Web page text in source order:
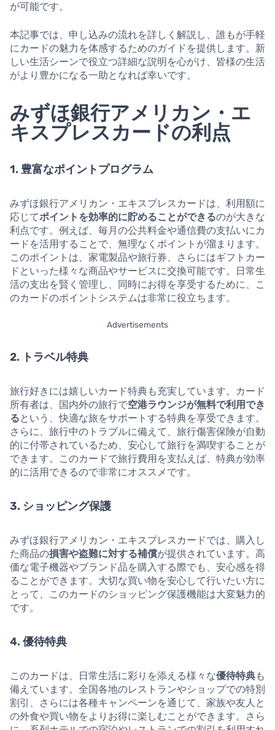
が可能です。
本記事では、申し込みの流れを詳しく解説し、誰もが手軽
にカードの魅力を体感するためのガイドを提供します。新
しい生活シーンで役立つ詳細な説明を心がけ、皆様の生活
がより豊かになる一助となれば幸いです。
みずほ銀行アメリカン・エ
キスプレスカードの利点
1. 豊富なポイントプログラム
みずほ銀行アメリカン・エキスプレスカードは、利用額に
応じてポイントを効率的に貯めることができるのが大きな
利点です。例えば、毎月の公共料金や通信費の支払いにカ
ードを活用することで、無理なくポイントが溜まります。
このポイントは、家電製品や旅行券、さらにはギフトカー
ドといった様々な商品やサービスに交換可能です。日常生
活の支出を賢く管理し、同時にお得を享受するために、こ
のカードのポイントシステムは非常に役立ちます。
Advertisements
2. トラベル特典
旅行好きには嬉しいカード特典も充実しています。カード
所有者は、国内外の旅行で空港ラウンジが無料で利用でき
るという、快適な旅をサポートする特典を享受できます。
さらに、旅行中のトラブルに備えて、旅行傷害保険が自動
的に付帯されているため、安心して旅行を満喫することが
できます。このカードで旅行費用を支払えば、特典が効率
的に活用できるので非常にオススメです。
3. ショッピング保護
みずほ銀行アメリカン・エキスプレスカードでは、購入し
た商品の損害や盗難に対する補償が提供されています。高
価な電子機器やブランド品を購入する際でも、安心感を得
ることができます。大切な買い物を安心して行いたい方に
とって、このカードのショッピング保護機能は大変魅力的
です。
4. 優待特典
このカードは、日常生活に彩りを添える様々な優待特典も
備えています。全国各地のレストランやショップでの特別
割引、さらには各種キャンペーンを通じて、家族や友人と
の外食や買い物をよりお得に楽しむことができます。さら